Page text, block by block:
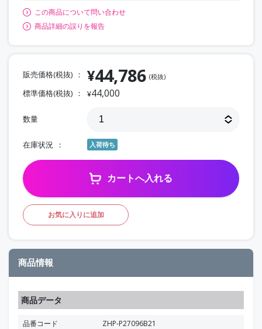
この商品について問い合わせ
商品詳細の誤りを報告
販売価格(税抜) ¥44,786 (税抜)
標準価格(税抜) ¥44,000
数量
在庫状況 入荷待ち
カートへ入れる
お気に入りに追加
商品情報
商品データ
品番コード
ZHP-P27096B21